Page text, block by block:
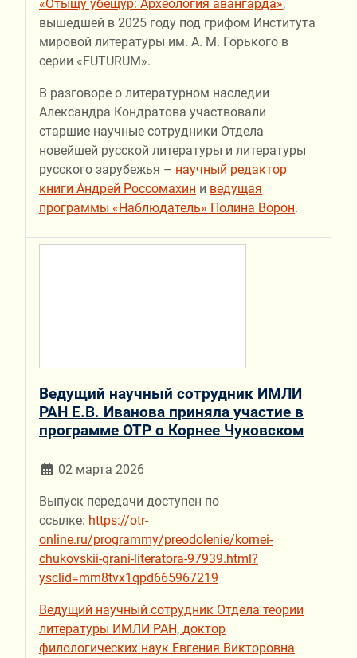
«Отыщу убещур: Археология авангарда»,
вышедшей в 2025 году под грифом Института
мировой литературы им. А. М. Горького в
серии «FUTURUM».
В разговоре о литературном наследии
Александра Кондратова участвовали
старшие научные сотрудники Отдела
новейшей русской литературы и литературы
русского зарубежья – научный редактор
книги Андрей Россомахин и ведущая
программы «Наблюдатель» Полина Ворон.
Ведущий научный сотрудник ИМЛИ
РАН Е.В. Иванова приняла участие в
программе ОТР о Корнее Чуковском
02 марта 2026
Выпуск передачи доступен по
ссылке: https://otr-
online.ru/programmy/preodolenie/kornei-
chukovskii-grani-literatora-97939.html?
ysclid=mm8tvx1qpd665967219
Ведущий научный сотрудник Отдела теории
литературы ИМЛИ РАН, доктор
филологических наук Евгения Викторовна